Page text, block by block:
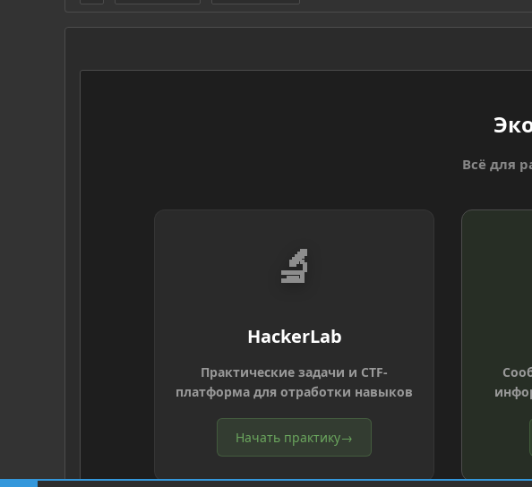
Всё для
🔬
HackerLab
Практические задачи и CTF-
платформа для отработки навыков
Начать практику→